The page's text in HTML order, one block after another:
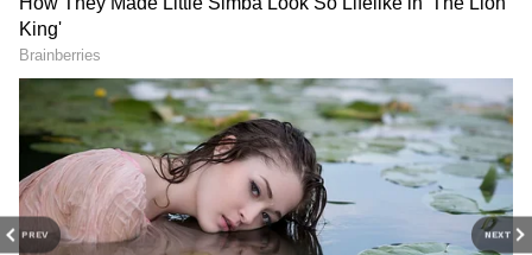
PREV NEXT
RECOMMENDED STORIES